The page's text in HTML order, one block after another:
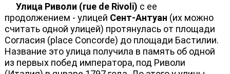
Улица Риволи (rue de Rivoli) с ее
продолжением - улицей Сент-Антуан (их можно
считать одной улицей) протянулась от площади
Согласия (place Concorde) до площади Бастилии.
Название это улица получила в память об одной
из первых побед императора, под Риволи